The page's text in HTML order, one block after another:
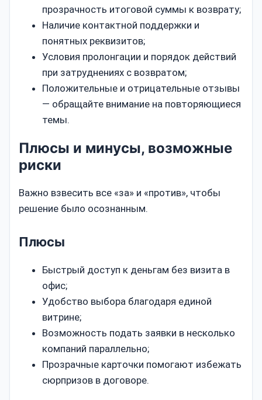
прозрачность итоговой суммы к возврату;
Наличие контактной поддержки и
понятных реквизитов;
Условия пролонгации и порядок действий
при затруднениях с возвратом;
Положительные и отрицательные отзывы
— обращайте внимание на повторяющиеся
темы.
Плюсы и минусы, возможные
риски
Важно взвесить все «за» и «против», чтобы
решение было осознанным.
Плюсы
Быстрый доступ к деньгам без визита в
офис;
Удобство выбора благодаря единой
витрине;
Возможность подать заявки в несколько
компаний параллельно;
Прозрачные карточки помогают избежать
сюрпризов в договоре.